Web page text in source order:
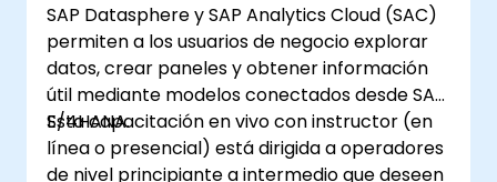
SAP Datasphere y SAP Analytics Cloud (SAC)
permiten a los usuarios de negocio explorar
datos, crear paneles y obtener información
útil mediante modelos conectados desde SAP
S/4HANA.
Esta capacitación en vivo con instructor (en
línea o presencial) está dirigida a operadores
de nivel principiante a intermedio que deseen